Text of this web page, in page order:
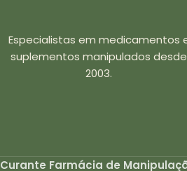
Especialistas em medicamentos
suplementos manipulados desde
2003.
Curante Farmácia de